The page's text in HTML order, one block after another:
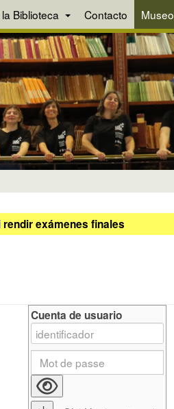
Biblioteca Contacto Museo
exámenes finales
Cuenta de usuario